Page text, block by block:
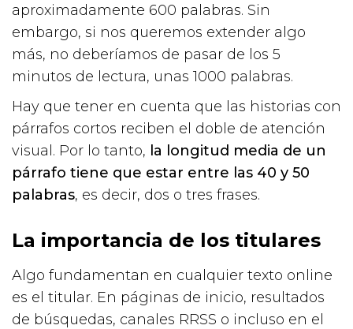
aproximadamente 600 palabras. Sin
embargo, si nos queremos extender algo
más, no deberíamos de pasar de los 5
minutos de lectura, unas 1000 palabras.
Hay que tener en cuenta que las historias con
párrafos cortos reciben el doble de atención
visual. Por lo tanto, la longitud media de un
párrafo tiene que estar entre las 40 y 50
palabras, es decir, dos o tres frases.
La importancia de los titulares
Algo fundamentan en cualquier texto online
es el titular. En páginas de inicio, resultados
de búsquedas, canales RRSS o incluso en el